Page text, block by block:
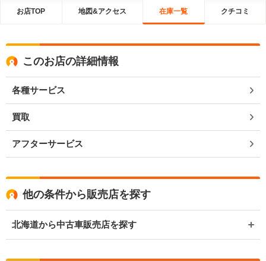
お店TOP 地図&アクセス 在庫一覧 クチコミ
このお店の詳細情報
各種サービス
買取
アフターサービス
他の条件から販売店を探す
北海道から中古車販売店を探す